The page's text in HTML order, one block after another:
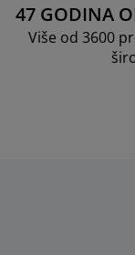
47 GODINA
Više od 3600